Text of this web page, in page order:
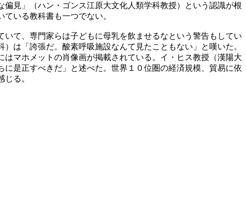
見」（ハン・ゴンス江原大文化人類学科教授）という認識が根
いる教科書も一つでない。
て、専門家らは子どもに母乳を飲ませるなという警告もしてい
は「誇張だ。酸素呼吸施設なんて見たこともない」と嘆いた。
マホメットの肖像画が掲載されている。イ・ヒス教授（漢陽大
是正すべきだ」と述べた。世界１０位圏の経済規模、貿易に依
る。